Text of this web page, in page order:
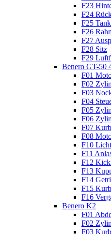
F23
F24
F25 Tank
F26
F27
F28 Sitz
F29
Benero GT-50
F01
F02
F03
F04
F05
F06
F07
F08
F10
F11
F12
F13
F14
F15
F16
Benero K2
F01
F02
F03